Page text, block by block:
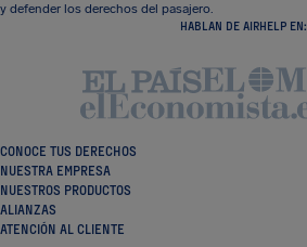
y defender los derechos del pasajero.
HABLAN DE AIRHELP EN:
CONOCE TUS DERECHOS
NUESTRA EMPRESA
NUESTROS PRODUCTOS
ALIANZAS
ATENCIÓN AL CLIENTE